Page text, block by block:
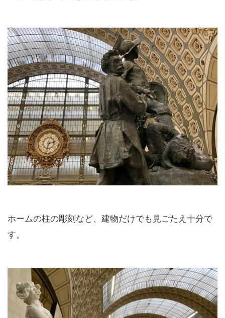
ホームの柱の彫刻など、建物だけでも見ごたえ十分で
す。